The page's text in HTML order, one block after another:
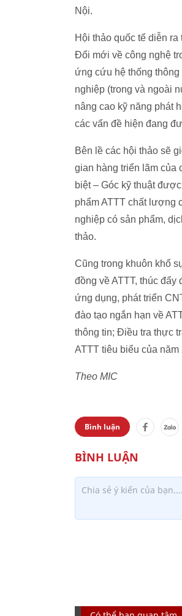
Nội.
Hội thảo quốc tế diễn
Đổi mới về công nghệ
ứng cứu hệ thống
nghiệp (trong và ngoài
nâng cao kỹ năng phát
các vấn đề hiện đang
Bên lề các hội thảo sẽ
gian hàng triển lãm của
biệt – Góc kỹ thuật
phẩm ATTT chất lượng
nghiệp có sản phẩm,
thảo.
Cũng trong khuôn khổ
đồng về ATTT, thúc
ứng dụng, phát triển
đào tạo ngắn hạn về
thông tin; Điều tra thực
ATTT tiêu biểu của năm
Theo MIC
Bình luận